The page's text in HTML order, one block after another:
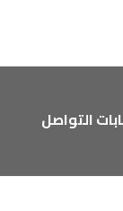
التواصل